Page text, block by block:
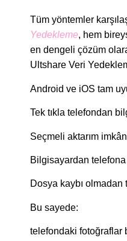
Tüm yöntemler
Yedekleme, hem
en dengeli çözüm
Ultshare Veri
Android ve iOS tam
Tek tıkla telefondan
Seçmeli aktarım
Bilgisayardan
Dosya kaybı olmadan
Bu sayede:
telefondaki fotoğraflar